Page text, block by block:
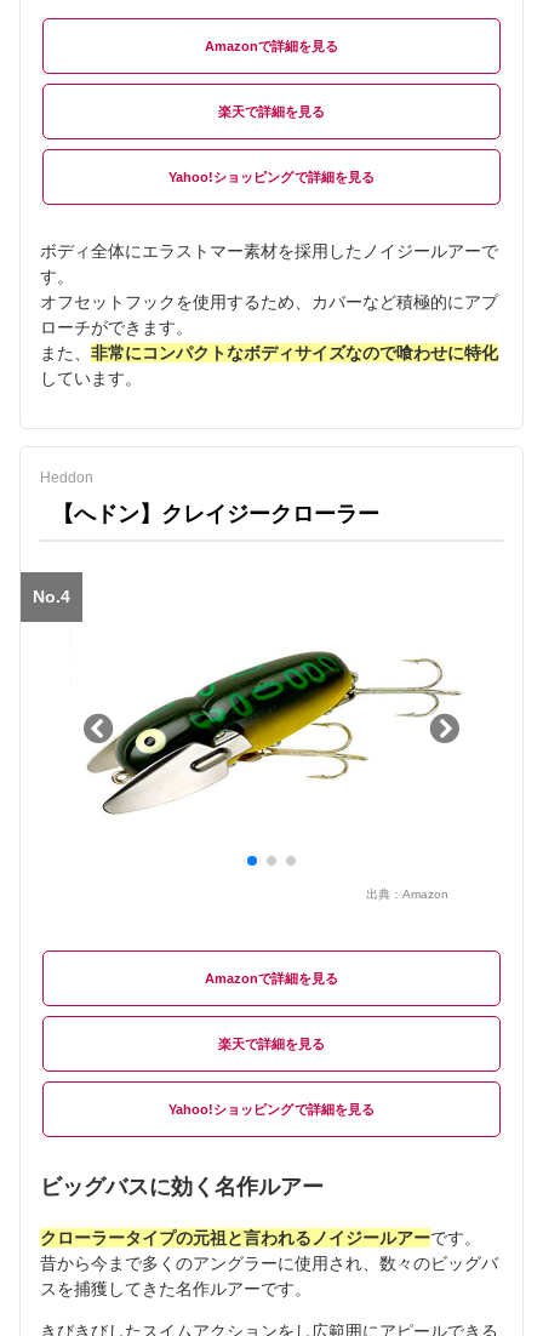
Amazon
楽天
Yahoo!ショッピング
ボディ全体にエラストマー素材を採用したノイジールアーで
す。
オフセットフックを使用するため、カバーなど積極的にアプ
ローチができます。
また、 非常にコンパクトなボディサイズなので喰わせに特化
しています。
Heddon
【へドン】クレイジークローラー
No.4
出典： Amazon
Amazon
楽天
Yahoo!ショッピング
ビッグバスに効く名作ルアー
クローラータイプの元祖と言われるノイジールアーです。
昔から今まで多くのアングラーに使用され、数々のビッグバ
スを捕獲してきた名作ルアーです。
きびきびしたスイムアクションをし広範囲にアピールできる